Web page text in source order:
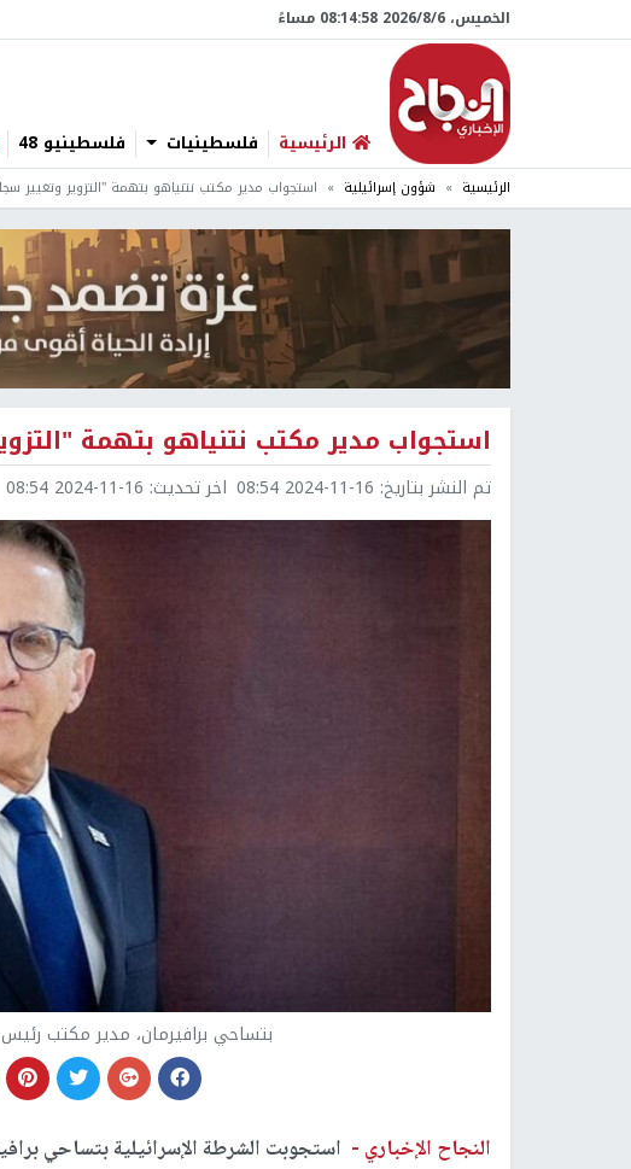
الخميس، 6/‏8/‏2026 08:14:59 مساءً
الرئيسية فلسطينيات فلسطينيو 48
الرئيسية شؤون إسرائيلية استجواب مدير مكتب نتنياهو بتهمة "التزوير وتغيير
استجواب مدير مكتب نتنياهو بتهمة
تم النشر بتاريخ: 2024-11-16 08:54 اخر تحديث: 2024-11-16 08:54
بتساحي برافيرمان، مدير مكتب رئيس
النجاح الإخباري - استجوبت الشرطة الإسرائيلية بتساحي